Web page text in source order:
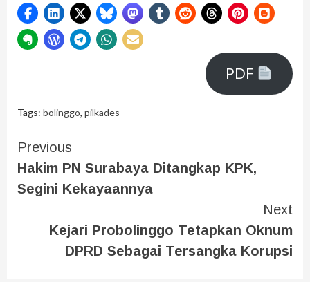
PDF
Tags: bolinggo, pilkades
Previous
Hakim PN Surabaya Ditangkap KPK,
Segini Kekayaannya
Next
Kejari Probolinggo Tetapkan Oknum
DPRD Sebagai Tersangka Korupsi